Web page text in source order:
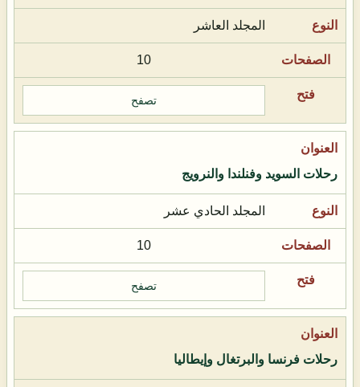
المجلد العاشر
10
تصفح
رحلات السويد وفنلندا والنرويج
المجلد الحادي عشر
10
تصفح
رحلات فرنسا والبرتغال وإيطاليا